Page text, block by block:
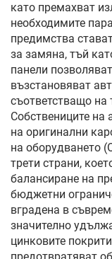
като премахват
необходимите
предимства
за замяна, тъй
панели
възстановяват
съответстващо на
Собствениците на
на оригинални
на оборудването
трети страни,
балансиране на
бюджетни
вградена в
значително
цинковите